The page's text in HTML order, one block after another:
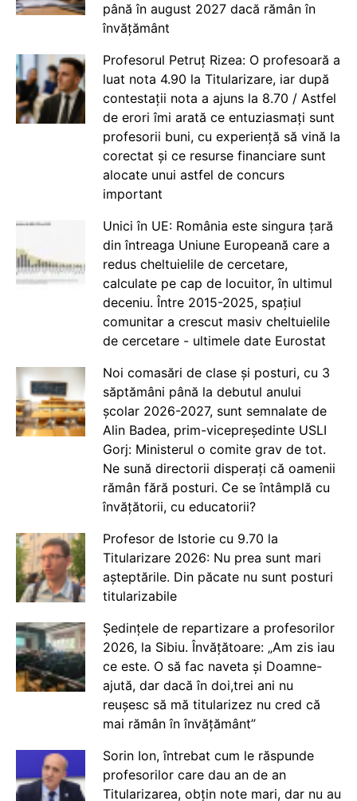
până în august 2027 dacă rămân în
învățământ
Profesorul Petruț Rizea: O profesoară a
luat nota 4.90 la Titularizare, iar după
contestații nota a ajuns la 8.70 / Astfel
de erori îmi arată ce entuziasmați sunt
profesorii buni, cu experiență să vină la
corectat și ce resurse financiare sunt
alocate unui astfel de concurs
important
Unici în UE: România este singura țară
din întreaga Uniune Europeană care a
redus cheltuielile de cercetare,
calculate pe cap de locuitor, în ultimul
deceniu. Între 2015-2025, spațiul
comunitar a crescut masiv cheltuielile
de cercetare - ultimele date Eurostat
Noi comasări de clase și posturi, cu 3
săptămâni până la debutul anului
școlar 2026-2027, sunt semnalate de
Alin Badea, prim-vicepreședinte USLI
Gorj: Ministerul o comite grav de tot.
Ne sună directorii disperați că oamenii
rămân fără posturi. Ce se întâmplă cu
învățătorii, cu educatorii?
Profesor de Istorie cu 9.70 la
Titularizare 2026: Nu prea sunt mari
așteptările. Din păcate nu sunt posturi
titularizabile
Ședințele de repartizare a profesorilor
2026, la Sibiu. Învățătoare: „Am zis iau
ce este. O să fac naveta și Doamne-
ajută, dar dacă în doi,trei ani nu
reușesc să mă titularizez nu cred că
mai rămân în învățământ”
Sorin Ion, întrebat cum le răspunde
profesorilor care dau an de an
Titularizarea, obțin note mari, dar nu au